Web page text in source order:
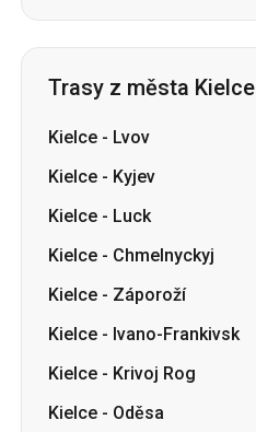
Trasy z města Kielce
Kielce - Lvov
Kielce - Kyjev
Kielce - Luck
Kielce - Chmelnyckyj
Kielce - Záporoží
Kielce - Ivano-Frankivsk
Kielce - Krivoj Rog
Kielce - Oděsa